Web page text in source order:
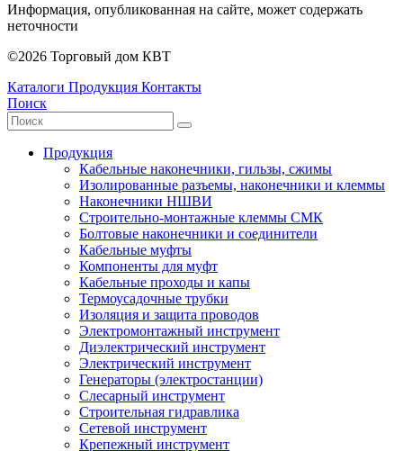
Информация, опубликованная на сайте, может содержать
неточности
©2026 Торговый дом КВТ
Каталоги Продукция Контакты
Поиск
Продукция
Кабельные наконечники, гильзы, сжимы
Изолированные разъемы, наконечники и клеммы
Наконечники НШВИ
Строительно-монтажные клеммы СМК
Болтовые наконечники и соединители
Кабельные муфты
Компоненты для муфт
Кабельные проходы и капы
Термоусадочные трубки
Изоляция и защита проводов
Электромонтажный инструмент
Диэлектрический инструмент
Электрический инструмент
Генераторы (электростанции)
Слесарный инструмент
Строительная гидравлика
Сетевой инструмент
Крепежный инструмент